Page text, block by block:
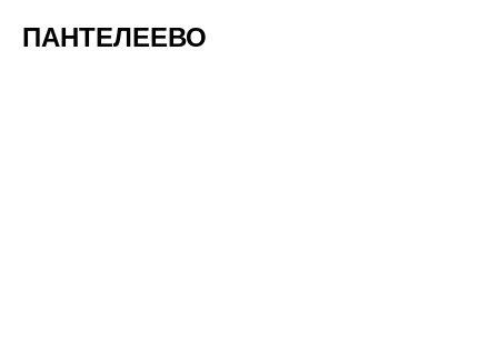
ПАНТЕЛЕЕВО